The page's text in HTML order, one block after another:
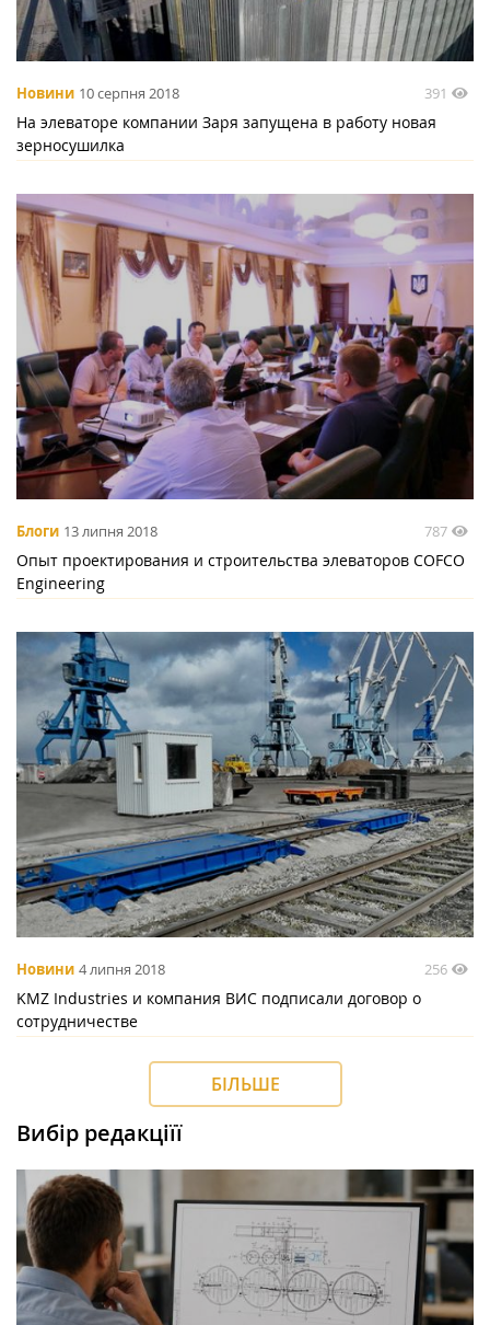
Новини 10 серпня 2018 391
На элеваторе компании Заря запущена в работу новая
зерносушилка
Блоги 13 липня 2018 787
Опыт проектирования и строительства элеваторов COFCO
Engineering
Новини 4 липня 2018 256
KMZ Industries и компания ВИС подписали договор о
сотрудничестве
БІЛЬШЕ
Вибір редакціїї